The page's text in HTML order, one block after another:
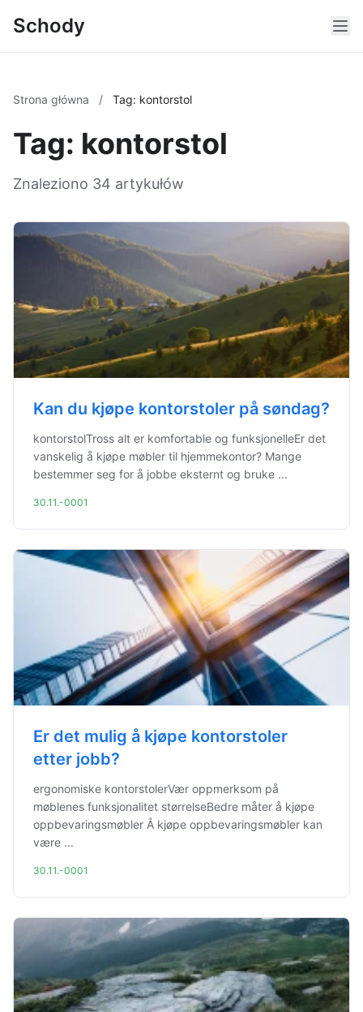
Schody
Strona główna / Tag: kontorstol
Tag: kontorstol
Znaleziono 34 artykułów
Kan du kjøpe kontorstoler på søndag?
kontorstolTross alt er komfortable og funksjonelleEr det
vanskelig å kjøpe møbler til hjemmekontor? Mange
bestemmer seg for å jobbe eksternt og bruke ...
30.11.-0001
Er det mulig å kjøpe kontorstoler
etter jobb?
ergonomiske kontorstolerVær oppmerksom på
møblenes funksjonalitet størrelseBedre måter å kjøpe
oppbevaringsmøbler Å kjøpe oppbevaringsmøbler kan
være ...
30.11.-0001